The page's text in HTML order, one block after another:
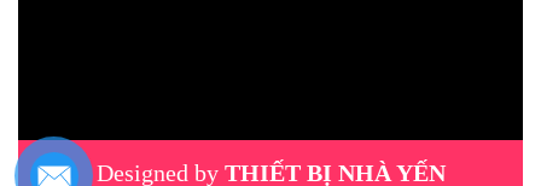
Designed by THIẾT BỊ NHÀ YẾN